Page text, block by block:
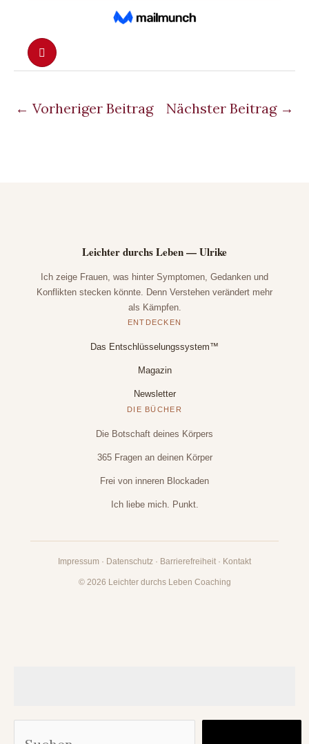
← Vorheriger Beitrag Nächster Beitrag →
Leichter durchs Leben — Ulrike
Ich zeige Frauen, was hinter Symptomen, Gedanken und
Konflikten stecken könnte. Denn Verstehen verändert mehr
als Kämpfen.
ENTDECKEN
Das Entschlüsselungssystem™
Magazin
Newsletter
DIE BÜCHER
Die Botschaft deines Körpers
365 Fragen an deinen Körper
Frei von inneren Blockaden
Ich liebe mich. Punkt.
Impressum · Datenschutz · Barrierefreiheit · Kontakt
© 2026 Leichter durchs Leben Coaching